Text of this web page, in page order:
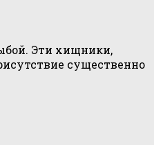
Эти хищники,
существенно